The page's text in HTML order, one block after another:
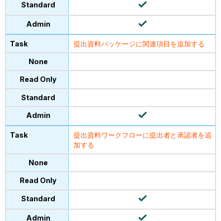
提出資料パッケージに関連項目を追加する
提出資料ワークフローに提出者と承認者を追
加する